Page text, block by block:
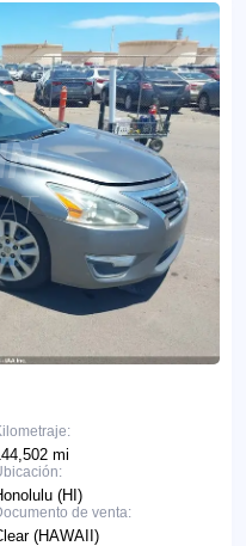
mi
(HI)
de venta:
(HAWAII)